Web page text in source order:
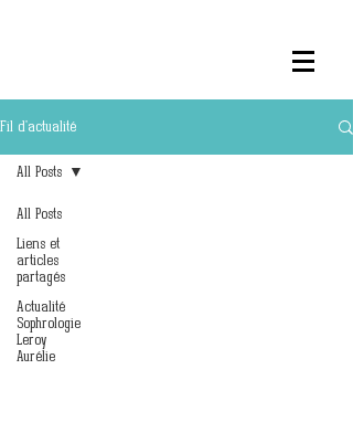
Fil d'actualité
All Posts
Liens et
articles
partagés
Actualité
Sophrologie
Leroy
Aurélie
All Posts